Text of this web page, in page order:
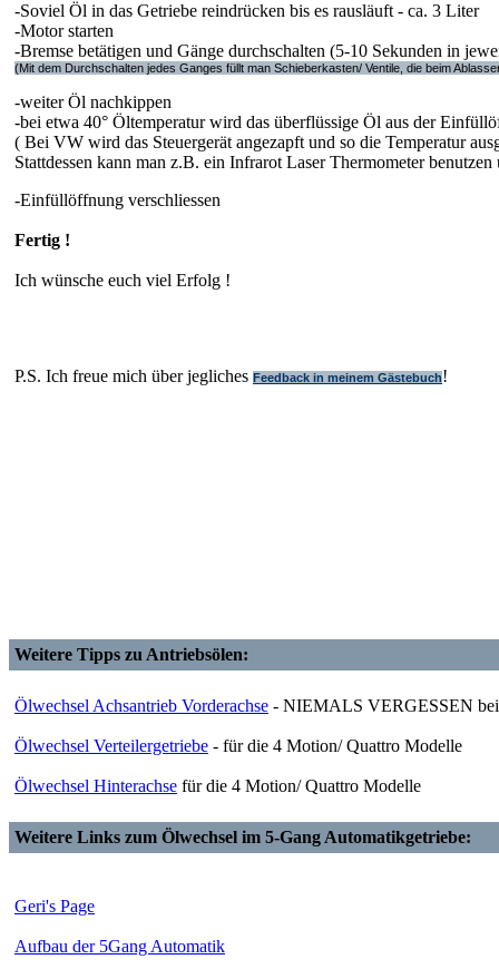
-Soviel Öl in das Getriebe reindrücken bis es rausläuft - ca. 3 Liter
-Motor starten
-Bremse betätigen und Gänge durchschalten (5-10 Sekunden in
(Mit dem Durchschalten jedes Ganges füllt man Schieberkasten/ Ventile, die beim
-weiter Öl nachkippen
-bei etwa 40° Öltemperatur wird das überflüssige Öl aus der
( Bei VW wird das Steuergerät angezapft und so die Temperatur
Stattdessen kann man z.B. ein Infrarot Laser Thermometer
-Einfüllöffnung verschliessen
Fertig !
Ich wünsche euch viel Erfolg !
P.S. Ich freue mich über jegliches Feedback in meinem Gästebuch!
Weitere Tipps zu Antriebsölen:
Ölwechsel Achsantrieb Vorderachse - NIEMALS VERGESSEN bei
Ölwechsel Verteilergetriebe - für die 4 Motion/ Quattro Modelle
Ölwechsel Hinterachse für die 4 Motion/ Quattro Modelle
Weitere Links zum Ölwechsel im 5-Gang Automatikgetriebe:
Geri's Page
Aufbau der 5Gang Automatik